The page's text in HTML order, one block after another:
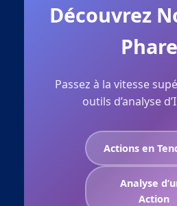
Découvrez
Passez à la vitesse
outils d’analyse
Actions en
Analyse
Action